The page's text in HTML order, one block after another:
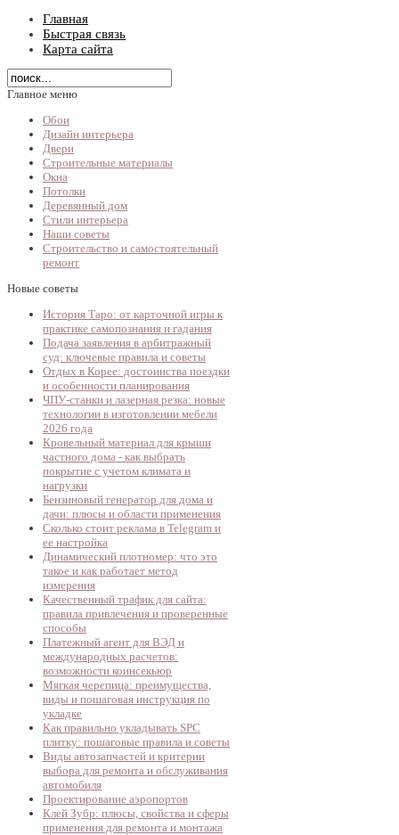
Главная
Быстрая связь
Карта сайта
Главное меню
Обои
Дизайн интерьера
Двери
Строительные материалы
Окна
Потолки
Деревянный дом
Стили интерьера
Наши советы
Строительство и самостоятельный
ремонт
Новые советы
История Таро: от карточной игры к
практике самопознания и гадания
Подача заявления в арбитражный
суд: ключевые правила и советы
Отдых в Корее: достоинства поездки
и особенности планирования
ЧПУ-станки и лазерная резка: новые
технологии в изготовлении мебели
2026 года
Кровельный материал для крыши
частного дома - как выбрать
покрытие с учетом климата и
нагрузки
Бензиновый генератор для дома и
дачи: плюсы и области применения
Сколько стоит реклама в Telegram и
ее настройка
Динамический плотномер: что это
такое и как работает метод
измерения
Качественный трафик для сайта:
правила привлечения и проверенные
способы
Платежный агент для ВЭД и
международных расчетов:
возможности коинсекьюр
Мягкая черепица: преимущества,
виды и пошаговая инструкция по
укладке
Как правильно укладывать SPC
плитку: пошаговые правила и советы
Виды автозапчастей и критерии
выбора для ремонта и обслуживания
автомобиля
Проектирование аэропортов
Клей Зубр: плюсы, свойства и сферы
применения для ремонта и монтажа